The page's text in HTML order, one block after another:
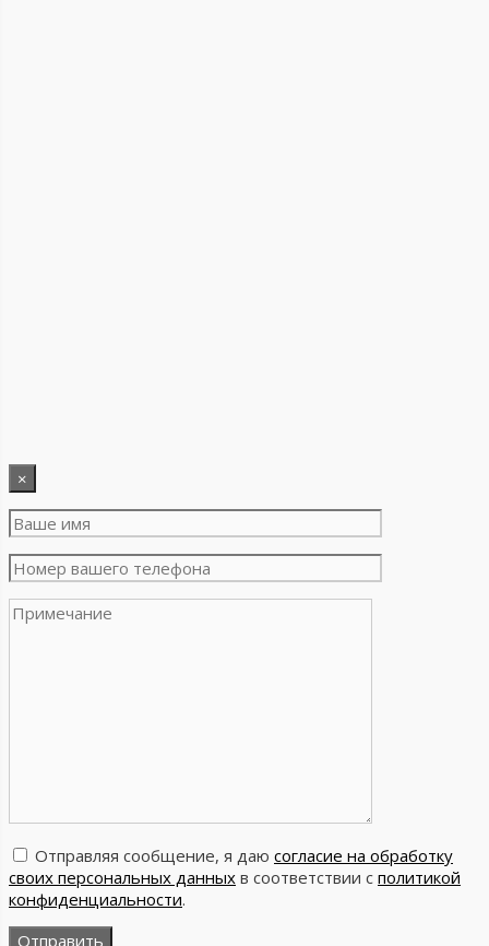
×
Отправляя сообщение, я даю согласие на обработку
своих персональных данных в соответствии с политикой
конфиденциальности.